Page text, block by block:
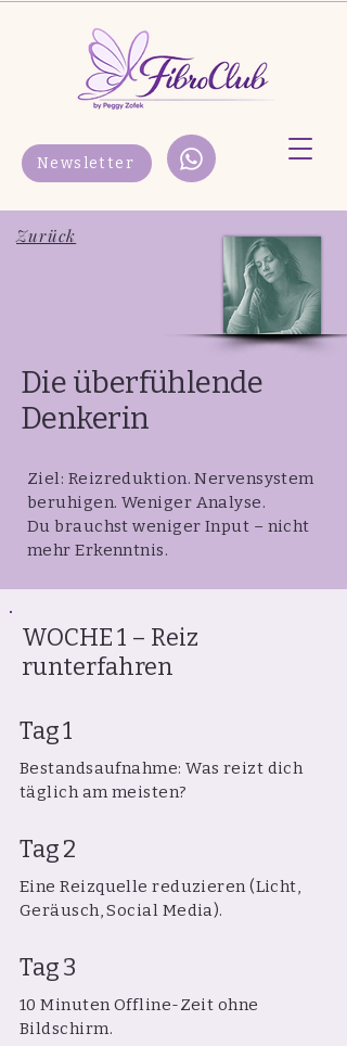
Newsletter
Zurück
Die überfühlende
Denkerin
Ziel: Reizreduktion. Nervensystem
beruhigen. Weniger Analyse.
Du brauchst weniger Input – nicht
mehr Erkenntnis.
WOCHE 1 – Reiz
runterfahren
Tag 1
Bestandsaufnahme: Was reizt dich
täglich am meisten?
Tag 2
Eine Reizquelle reduzieren (Licht,
Geräusch, Social Media).
Tag 3
10 Minuten Offline-Zeit ohne
Bildschirm.